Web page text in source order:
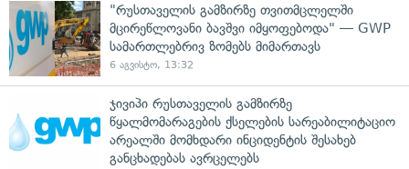
"რუსთაველის გამზირზე თვითმცლელში
მცირეწლოვანი ბავშვი იმყოფებოდა" — GWP
სამართლებრივ ზომებს მიმართავს
6 აგვისტო, 13:32
ჯივიპი რუსთაველის გამზირზე
წყალმომარაგების ქსელების სარეაბილიტაციო
არეალში მომხდარი ინციდენტის შესახებ
განცხადებას ავრცელებს